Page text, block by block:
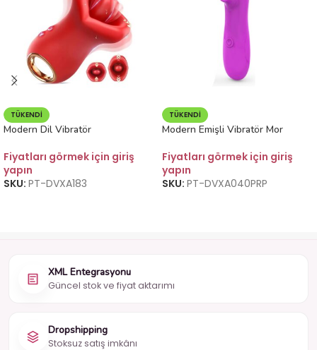
TÜKENDI
Modern Dil Vibratör
Fiyatları görmek için giriş
yapın
SKU: PT-DVXA183
TÜKENDI
Modern Emişli Vibratör Mor
Fiyatları görmek için giriş
yapın
SKU: PT-DVXA040PRP
XML Entegrasyonu
Güncel stok ve fiyat aktarımı
Dropshipping
Stoksuz satış imkânı